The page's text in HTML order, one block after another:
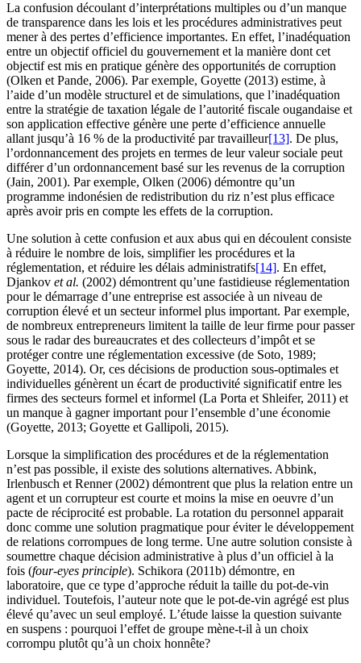
La confusion découlant d’interprétations multiples ou d’un manque
de transparence dans les lois et les procédures administratives peut
mener à des pertes d’efficience importantes. En effet, l’inadéquation
entre un objectif officiel du gouvernement et la manière dont cet
objectif est mis en pratique génère des opportunités de corruption
(Olken et Pande, 2006). Par exemple, Goyette (2013) estime, à
l’aide d’un modèle structurel et de simulations, que l’inadéquation
entre la stratégie de taxation légale de l’autorité fiscale ougandaise et
son application effective génère une perte d’efficience annuelle
allant jusqu’à 16 % de la productivité par travailleur[13]. De plus,
l’ordonnancement des projets en termes de leur valeur sociale peut
différer d’un ordonnancement basé sur les revenus de la corruption
(Jain, 2001). Par exemple, Olken (2006) démontre qu’un
programme indonésien de redistribution du riz n’est plus efficace
après avoir pris en compte les effets de la corruption.
Une solution à cette confusion et aux abus qui en découlent consiste
à réduire le nombre de lois, simplifier les procédures et la
réglementation, et réduire les délais administratifs[14]. En effet,
Djankov et al. (2002) démontrent qu’une fastidieuse réglementation
pour le démarrage d’une entreprise est associée à un niveau de
corruption élevé et un secteur informel plus important. Par exemple,
de nombreux entrepreneurs limitent la taille de leur firme pour passer
sous le radar des bureaucrates et des collecteurs d’impôt et se
protéger contre une réglementation excessive (de Soto, 1989;
Goyette, 2014). Or, ces décisions de production sous-optimales et
individuelles génèrent un écart de productivité significatif entre les
firmes des secteurs formel et informel (La Porta et Shleifer, 2011) et
un manque à gagner important pour l’ensemble d’une économie
(Goyette, 2013; Goyette et Gallipoli, 2015).
Lorsque la simplification des procédures et de la réglementation
n’est pas possible, il existe des solutions alternatives. Abbink,
Irlenbusch et Renner (2002) démontrent que plus la relation entre un
agent et un corrupteur est courte et moins la mise en oeuvre d’un
pacte de réciprocité est probable. La rotation du personnel apparait
donc comme une solution pragmatique pour éviter le développement
de relations corrompues de long terme. Une autre solution consiste à
soumettre chaque décision administrative à plus d’un officiel à la
fois (four-eyes principle). Schikora (2011b) démontre, en
laboratoire, que ce type d’approche réduit la taille du pot-de-vin
individuel. Toutefois, l’auteur note que le pot-de-vin agrégé est plus
élevé qu’avec un seul employé. L’étude laisse la question suivante
en suspens : pourquoi l’effet de groupe mène-t-il à un choix
corrompu plutôt qu’à un choix honnête?